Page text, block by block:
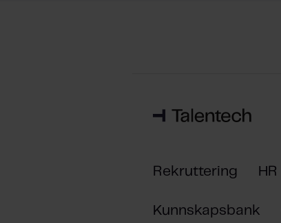
Rekruttering HR
Kunnskapsbank